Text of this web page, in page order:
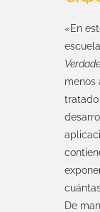
«En
menos
tratado
De